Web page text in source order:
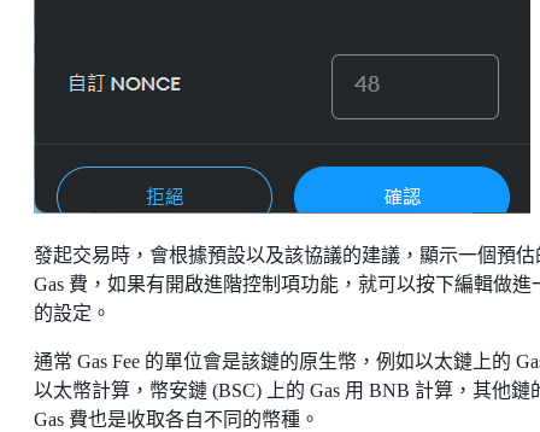
發起交易時，會根據預設以及該協議的建議，顯示一個預估
Gas 費，如果有開啟進階控制項功能，就可以按下編輯做進
的設定。
通常 Gas Fee 的單位會是該鏈的原生幣，例如以太鏈上的
以太幣計算，幣安鏈 (BSC) 上的 Gas 用 BNB 計算，其他鏈
Gas 費也是收取各自不同的幣種。